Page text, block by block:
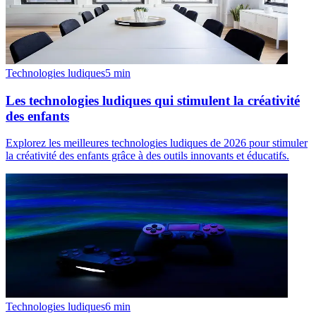
Technologies ludiques5 min
Les technologies ludiques qui stimulent la créativité
des enfants
Explorez les meilleures technologies ludiques de 2026 pour stimuler
la créativité des enfants grâce à des outils innovants et éducatifs.
Technologies ludiques6 min